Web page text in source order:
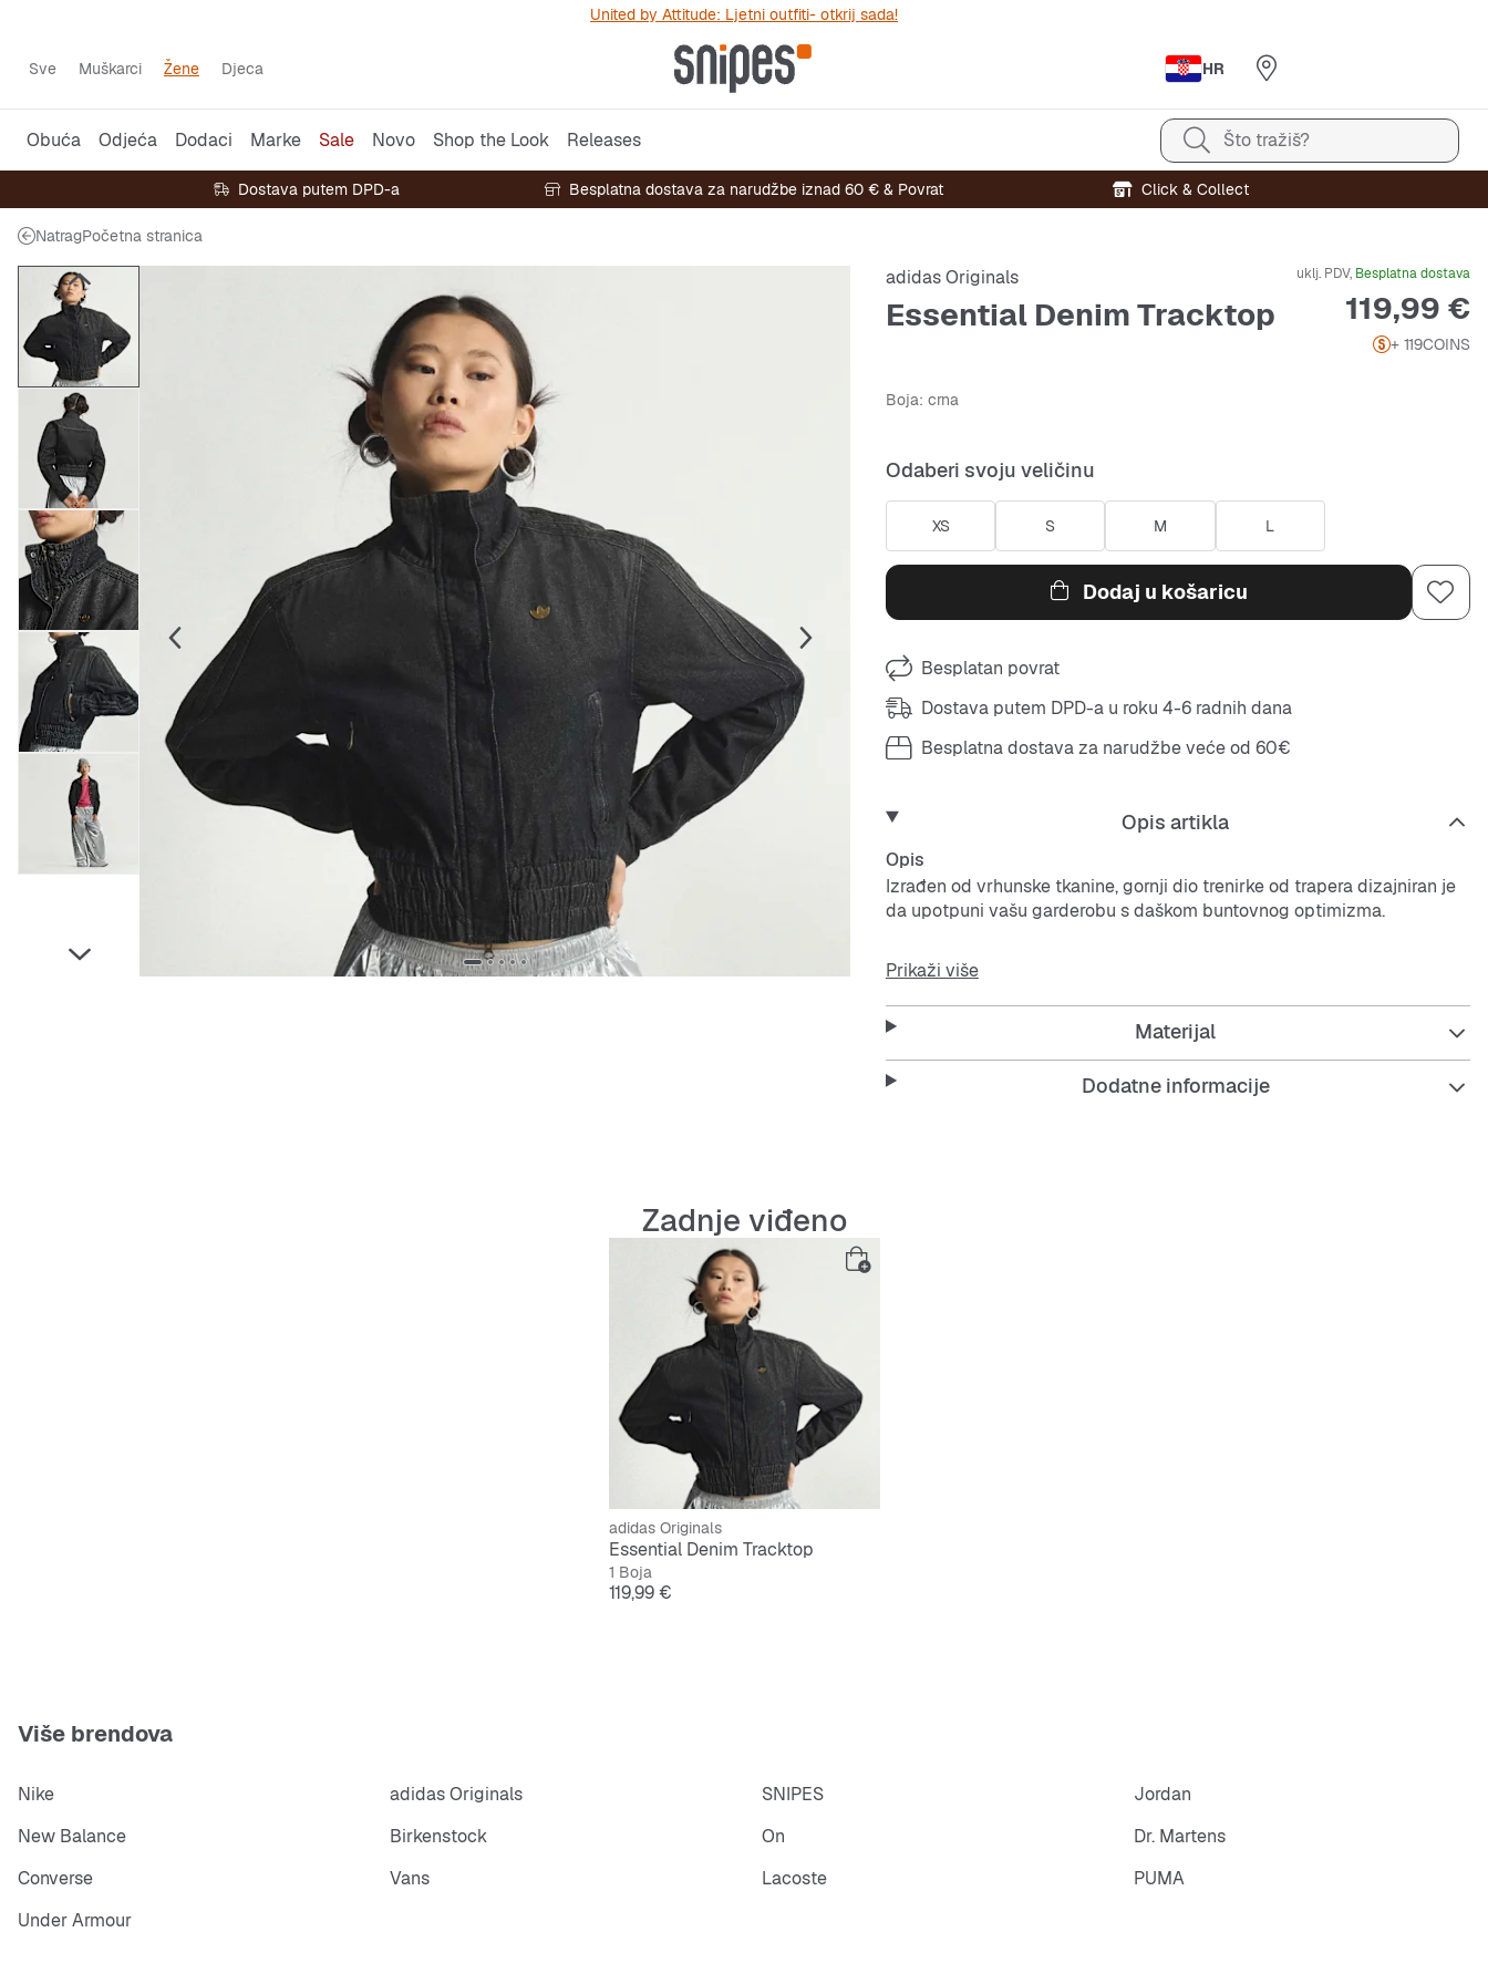
United by Attitude: Ljetni outfiti- otkrij sada!
Sve Muškarci Žene Djeca HR
Obuća Odjeća Dodaci Marke Sale Novo Shop the Look Releases Što tražiš?
Dostava putem DPD-a Besplatna dostava za narudžbe iznad 60 € & Povrat Click & Collect
NatragPočetna stranica
adidas Originals
Essential Denim Tracktop
uklj. PDV, Besplatna dostava
Cijena
119,99 €
+ 119COINS
Boja: crna
Odaberi svoju veličinu
XS S M L
Dodaj u košaricu
Besplatan povrat
Dostava putem DPD-a u roku 4-6 radnih dana
Besplatna dostava za narudžbe veće od 60€
Opis artikla
Opis
Izrađen od vrhunske tkanine, gornji dio trenirke od trapera dizajniran je
da upotpuni vašu garderobu s daškom buntovnog optimizma.
Visoki izrez oko vrata i patentni zatvarač cijelom duljinom daju
elegantnu siluetu, što ovaj gornji dio trenirke
izborom za slojevito oblačenje ili samostalno nošenje. Regularni kroj
pruža udobnost i lakoću kretanja, što ga čini svestranim komadom za
svaku priliku.
Prikaži više
Materijal
Dodatne informacije
Zadnje viđeno
adidas Originals
Essential Denim Tracktop
1 Boja
Cijena
119,99 €
Više brendova
Nike adidas Originals SNIPES
Jordan
New Balance
Birkenstock On
Dr. Martens
Converse
Vans Lacoste
PUMA
Under Armour